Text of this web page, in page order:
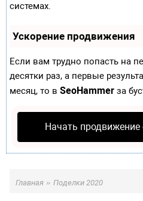
системах.
Ускорение продвижения
Если вам трудно попасть на
десятки раз, а первые
месяц, то в SeoHammer за
Начать продвижение
Главная » Поделки 2020